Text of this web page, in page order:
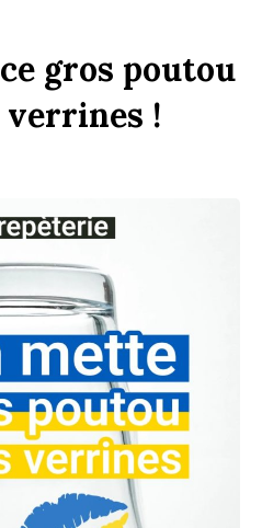
ce gros poutou
verrines !